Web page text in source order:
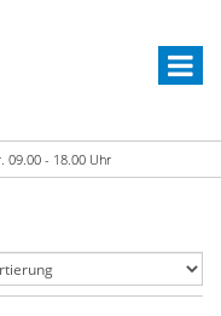
09.00 - 18.00 Uhr